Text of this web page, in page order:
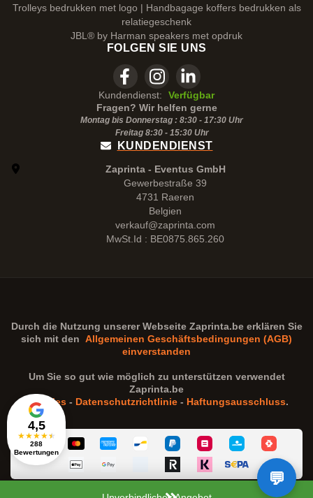
4,5
★★★★★
288
Bewertungen
Trolleys bedrukken met logo | Handbagage koffers bedrukken als
relatiegeschenk
JBL® by Harman speakers met opdruk
FOLGEN SIE UNS
Kundendienst:
Verfügbar
Fragen? Wir helfen gerne
Montag bis Donnerstag : 8:30 - 17:30 Uhr
Freitag 8:30 - 15:30Uhr
KUNDENDIENST
Zaprinta - Eventus GmbH
Gewerbestraße 39
4731 Raeren
Belgien
verkauf@zaprinta.com
MwSt.Id : BE0875.865.260
Durch die Nutzung unserer Webseite Zaprinta.beerklären Sie
sich mit den Allgemeinen Geschäftsbedingungen (AGB)
einverstanden
Um Sie so gut wie möglich zu unterstützen verwendet
Zaprinta.be
Cookies - Datenschutzrichtlinie - Haftungsausschluss.